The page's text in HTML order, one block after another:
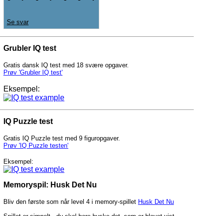
Se svar
Grubler IQ test
Gratis dansk IQ test med 18 svære opgaver.
Prøv 'Grubler IQ test'
Eksempel:
IQ Puzzle test
Gratis IQ Puzzle test med 9 figuropgaver.
Prøv 'IQ Puzzle testen'
Eksempel:
Memoryspil: Husk Det Nu
Bliv den første som når level 4 i memory-spillet Husk Det Nu